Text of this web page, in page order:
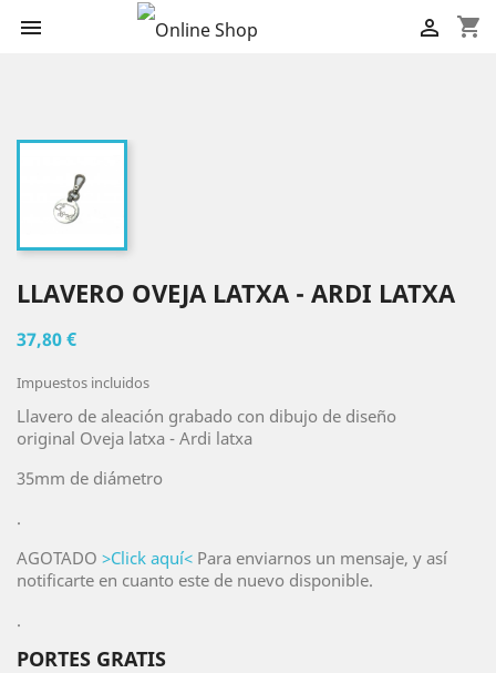
 shopping_cart

LLAVERO OVEJA LATXA - ARDI LATXA
37,80 €
Impuestos incluidos
Llavero de aleación grabado con dibujo de diseño
original Oveja latxa - Ardi latxa
35mm de diámetro
.
AGOTADO >Click aquí< Para enviarnos un mensaje, y así
notificarte en cuanto este de nuevo disponible.
.
PORTES GRATIS